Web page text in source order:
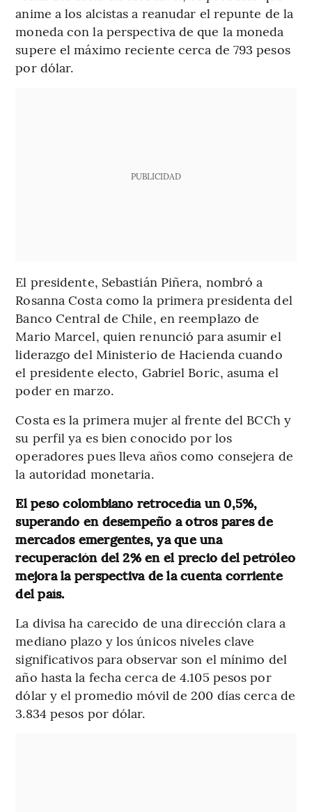
anime a los alcistas a reanudar el repunte de la
moneda con la perspectiva de que la moneda
supere el máximo reciente cerca de 793 pesos
por dólar.
PUBLICIDAD
El presidente, Sebastián Piñera, nombró a
Rosanna Costa como la primera presidenta del
Banco Central de Chile, en reemplazo de
Mario Marcel, quien renunció para asumir el
liderazgo del Ministerio de Hacienda cuando
el presidente electo, Gabriel Boric, asuma el
poder en marzo.
Costa es la primera mujer al frente del BCCh y
su perfil ya es bien conocido por los
operadores pues lleva años como consejera de
la autoridad monetaria.
El peso colombiano retrocedía un 0,5%,
superando en desempeño a otros pares de
mercados emergentes, ya que una
recuperación del 2% en el precio del petróleo
mejora la perspectiva de la cuenta corriente
del país.
La divisa ha carecido de una dirección clara a
mediano plazo y los únicos niveles clave
significativos para observar son el mínimo del
año hasta la fecha cerca de 4.105 pesos por
dólar y el promedio móvil de 200 días cerca de
3.834 pesos por dólar.